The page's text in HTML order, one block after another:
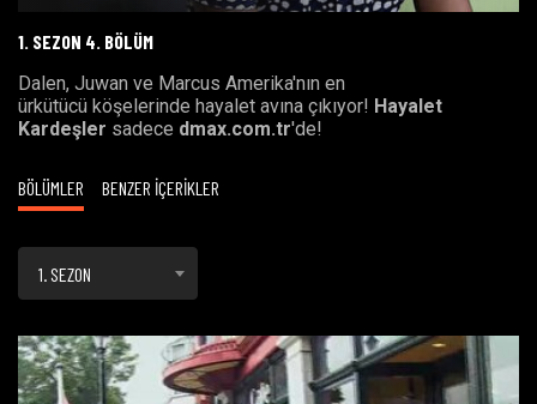
1. SEZON 4. BÖLÜM
Dalen, Juwan ve Marcus Amerika'nın en
ürkütücü köşelerinde hayalet avına çıkıyor! Hayalet
Kardeşler sadece dmax.com.tr'de!
BÖLÜMLER BENZER İÇERİKLER
1. SEZON